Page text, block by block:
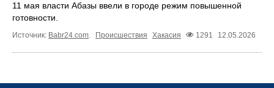
11 мая власти Абазы ввели в городе режим повышенной
готовности.
Источник: Babr24.com. Происшествия Хакасия 1291 12.05.2026